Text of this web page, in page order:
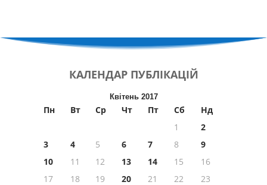
КАЛЕНДАР ПУБЛІКАЦІЙ
Квітень 2017
Пн Вт Ср Чт Пт Сб
Нд
1
2
3
4 5 6 7 8
9
10
11 12 13 14 15
16
17
18 19 20 21 22
23